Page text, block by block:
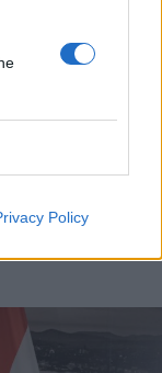
Policy
gázolaj